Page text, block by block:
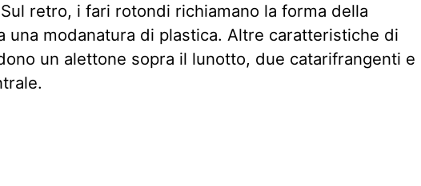
retro, i fari rotondi richiamano la forma della
una modanatura di plastica. Altre caratteristiche di
un alettone sopra il lunotto, due catarifrangenti e